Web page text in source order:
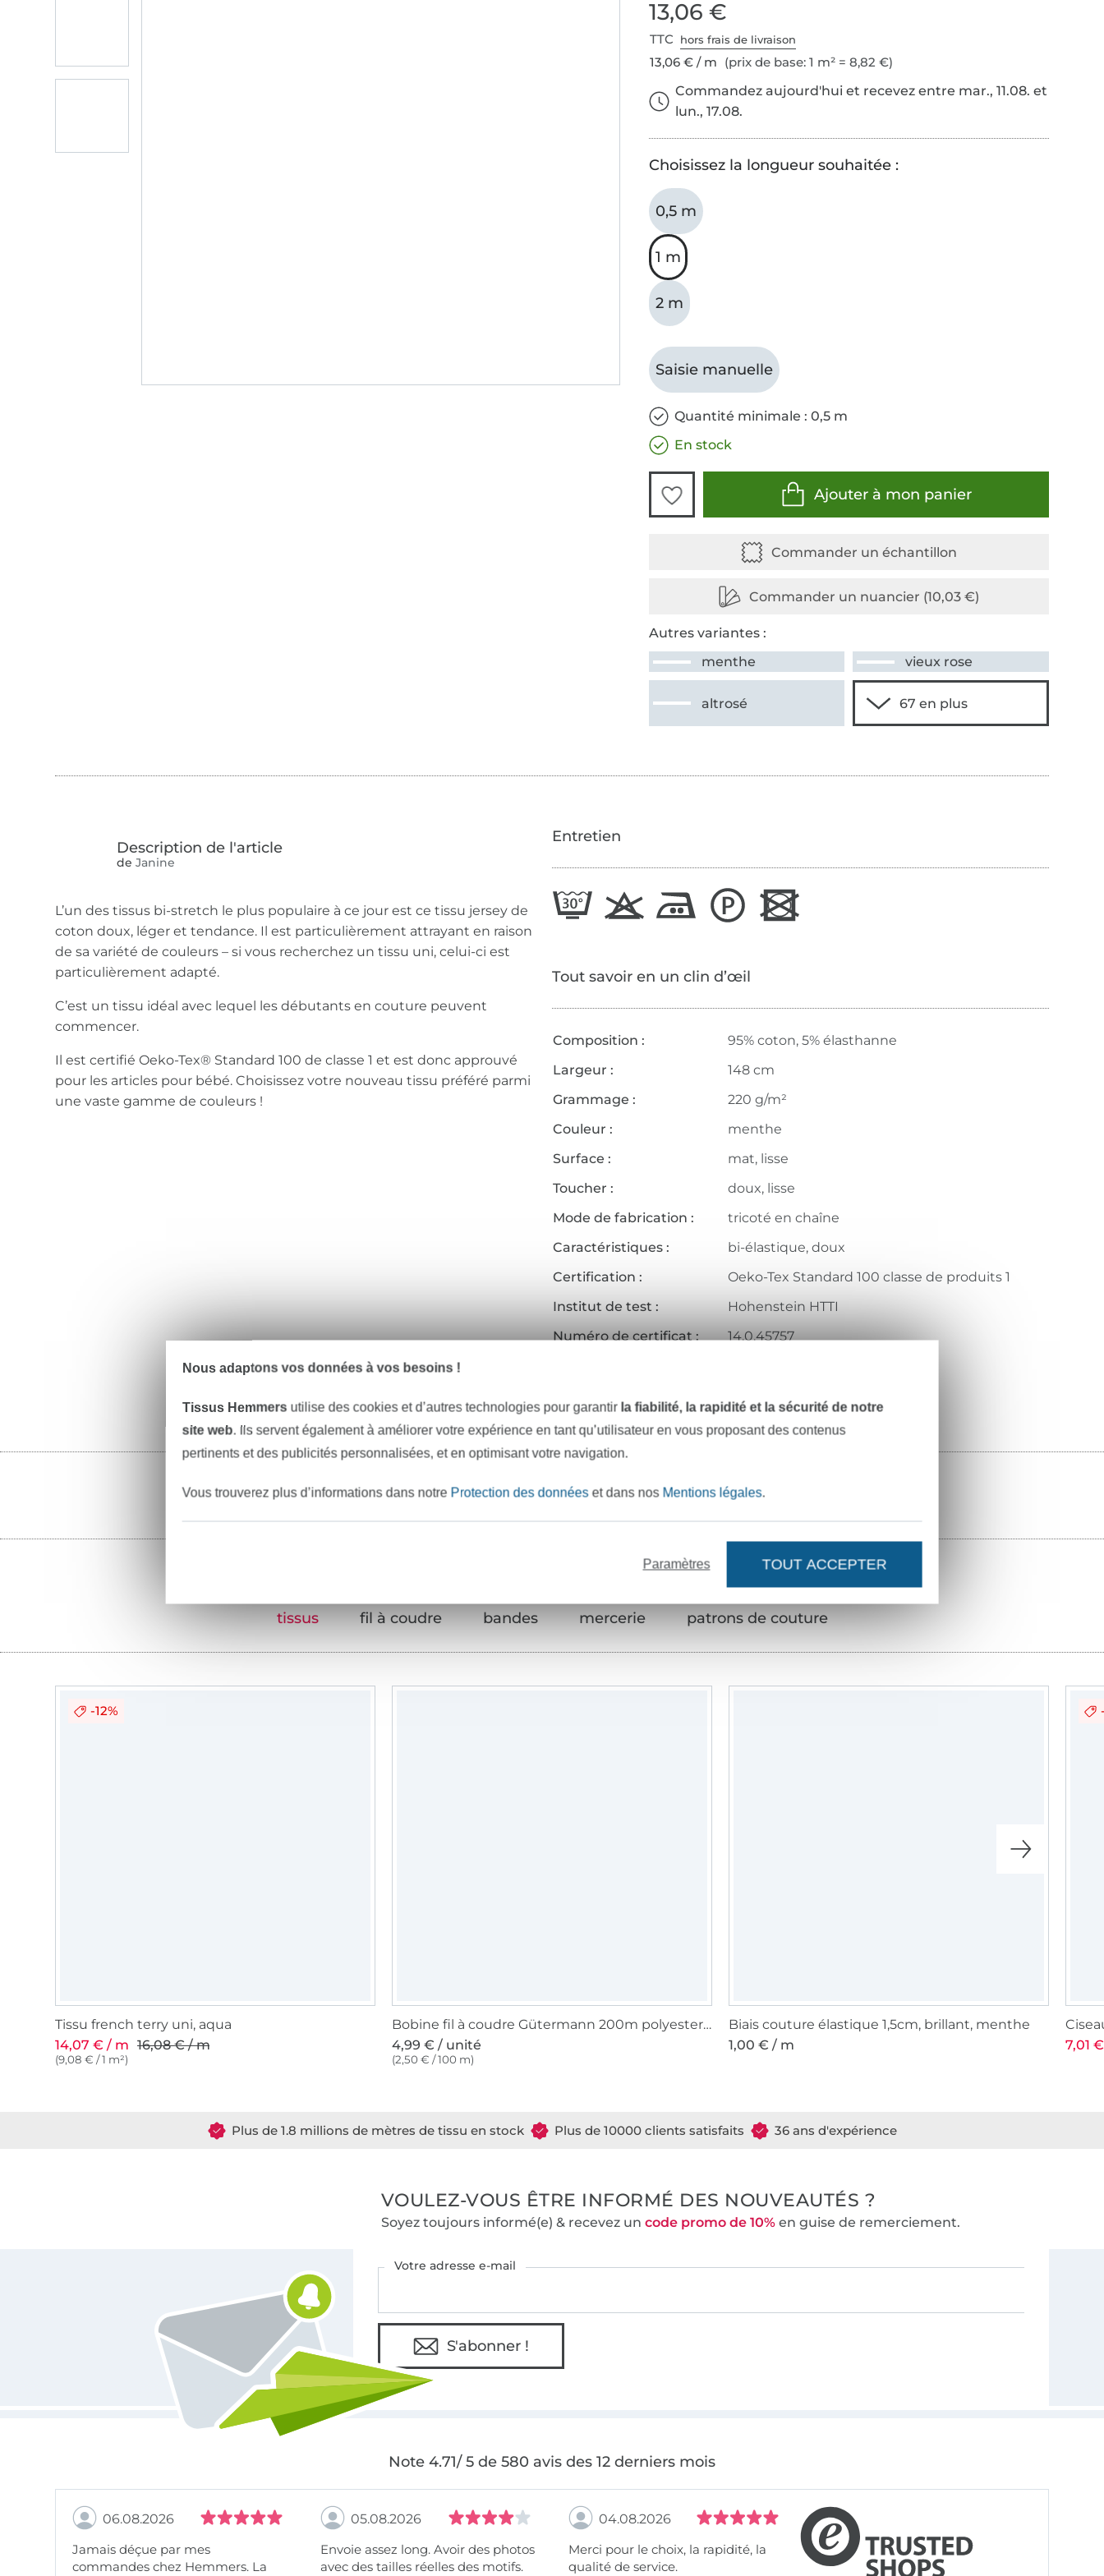
13,06 €
TTC hors frais de livraison
13,06 € / m (prix de base: 1 m² = 8,82 €)
Commandez aujourd'hui et recevez entre mar., 11.08. et
lun., 17.08.
Choisissez la longueur souhaitée :
0,5 m
1 m
2 m
Saisie manuelle
Quantité minimale : 0,5 m
En stock
Ajouter à mon panier
Autres variantes :
menthe
vieux rose
altrosé
de Janine
L’un des tissus bi-stretch le plus populaire à ce jour est ce tissu jersey de
coton doux, léger et tendance. Il est particulièrement attrayant en raison
de sa variété de couleurs – si vous recherchez un tissu uni, celui-ci est
particulièrement adapté.
C’est un tissu idéal avec lequel les débutants en couture peuvent
commencer.
Il est certifié Oeko-Tex® Standard 100 de classe 1 et est donc approuvé
pour les articles pour bébé. Choisissez votre nouveau tissu préféré parmi
une vaste gamme de couleurs !
Entretien
Tout savoir en un clin d’œil
Composition :
95% coton, 5% élasthanne
Largeur :
148 cm
Grammage :
220 g/m²
Couleur :
menthe
Surface :
mat, lisse
Toucher :
doux, lisse
Mode de fabrication :
tricoté en chaîne
Caractéristiques :
bi-élastique, doux
Certification :
Oeko-Tex Standard 100 classe de produits 1
Institut de test :
Hohenstein HTTI
Numéro de certificat :
14.0.45757
Coordonnées du fabricant
Articles assortis
tissus fil à coudre bandes mercerie patrons de couture
-12%
Tissu french terry uni, aqua
14,07 € / m 16,08 € / m
(9,08 € / 1 m²)
Bobine fil à coudre Gütermann 200m polyester, (714) menthe foncé
4,99 € / unité
(2,50 € / 100 m)
Biais couture élastique 1,5cm, brillant, menthe
1,00 € / m
7,01
Plus de 1.8 millions de mètres de tissu en stock Plus de 10000 clients satisfaits 36 ans d'expérience
VOULEZ-VOUS ÊTRE INFORMÉ DES NOUVEAUTÉS ?
Soyez toujours informé(e) & recevez un code promo de 10%en guise de remerciement.
Votre adresse e-mail
S'abonner !
Note 4.71/ 5 de 580 avis des 12 derniers mois
06.08.2026
Jamais déçue par mes
commandes chez Hemmers. La
05.08.2026
Envoie assez long. Avoir des photos
avec des tailles réelles des motifs.
04.08.2026
Merci pour le choix, la rapidité, la
qualité de service.
Nous adaptons vos données à vos besoins !
Tissus Hemmers utilise des cookies et d’autres technologies pour garantir la fiabilité, la rapidité et la sécurité de notre
site web. Ils servent également à améliorer votre expérience en tant qu’utilisateur en vous proposant des contenus
pertinents et des publicités personnalisées, et en optimisant votre navigation.
Vous trouverez plus d’informations dans notre Protection des donnéeset dans nos Mentions légales.
Paramètres TOUT ACCEPTER